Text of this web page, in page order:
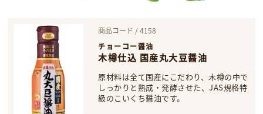
商品コード / 4158
チョーコー醤油
木樽仕込 国産丸大豆醤油
原材料は全て国産にこだわり、木樽の中で
しっかりと熟成・発酵させた、JAS規格特
級のこいくち醤油です。